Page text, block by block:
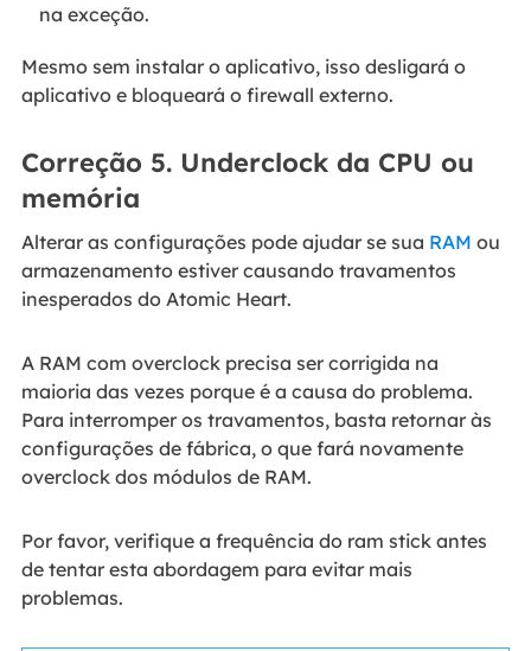
na exceção.
Mesmo sem instalar o aplicativo, isso desligará o
aplicativo e bloqueará o firewall externo.
Correção 5. Underclock da CPU ou
memória
Alterar as configurações pode ajudar se sua RAM ou
armazenamento estiver causando travamentos
inesperados do Atomic Heart.
A RAM com overclock precisa ser corrigida na
maioria das vezes porque é a causa do problema.
Para interromper os travamentos, basta retornar às
configurações de fábrica, o que fará novamente
overclock dos módulos de RAM.
Por favor, verifique a frequência do ram stick antes
de tentar esta abordagem para evitar mais
problemas.